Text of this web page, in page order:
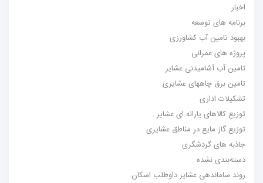
اخبار
برنامه های توسعه
بهبود تامین آب کشاورزی
پروژه های عمرانی
تامین آب آشامیدنی عشایر
تامین برق چاههای عشایری
تشکیلات اداری
توزیع کالاهای یارانه ای عشایر
توزیع گاز مایع در مناطق عشایری
جاذبه های گردشگری
دسته‌بندی نشده
روند ساماندهی عشایر داوطلب اسکان